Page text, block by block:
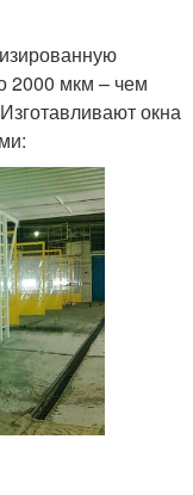
2000 мкм – чем
окна